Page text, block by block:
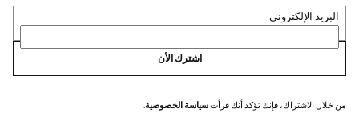
البريد الإلكتروني
اشترك الأن
من خلال الاشتراك، فإنك تؤكد أنك قرأتسياسة الخصوصية.